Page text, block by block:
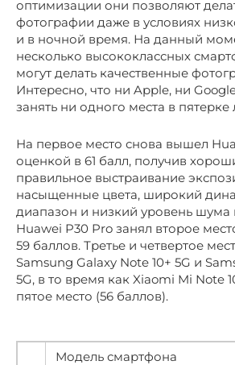
оптимизации они позволяют
фотографии даже в условиях
и в ночной время. На данный
несколько высококлассных
могут делать качественные
Интересно, что ни Apple, ни
занять ни одного места в пятерке
На первое место снова вышел
оценкой в 61 балл, получив
правильное выстраивание
насыщенные цвета, широкий
диапазон и низкий уровень шума
Huawei P30 Pro занял второе
59 баллов. Третье и четвертое
Samsung Galaxy Note 10+ 5G и
5G, в то время как Xiaomi Mi Note
пятое место (56 баллов).
Модель смартфона